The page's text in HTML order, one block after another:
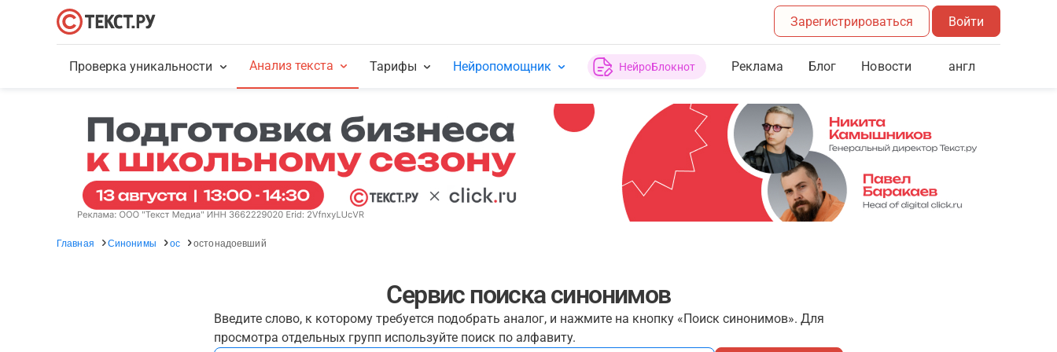
Зарегистрироваться Войти
Проверка уникальности Анализ текста Тарифы Нейропомощник НейроБлокнот Реклама Блог Новости англ
Главная Синонимы ос остонадоевший
Сервис поиска синонимов
Введите слово, к которому требуется подобрать аналог, и нажмите на кнопку «Поиск синонимов». Для
просмотра отдельных групп используйте поиск по алфавиту.